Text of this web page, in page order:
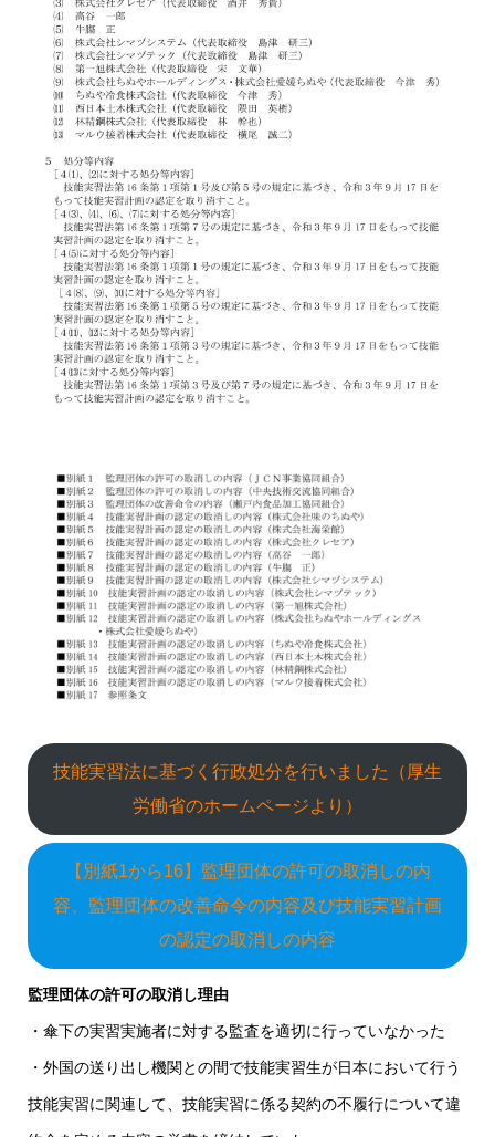
技能実習法に基づく行政処分を行いました（厚生
労働省のホームページより）
【別紙1から16】監理団体の許可の取消しの内
容、監理団体の改善命令の内容及び技能実習計画
の認定の取消しの内容
監理団体の許可の取消し理由
・傘下の実習実施者に対する監査を適切に行っていなかった
・外国の送り出し機関との間で技能実習生が日本において行う
技能実習に関連して、技能実習に係る契約の不履行について違